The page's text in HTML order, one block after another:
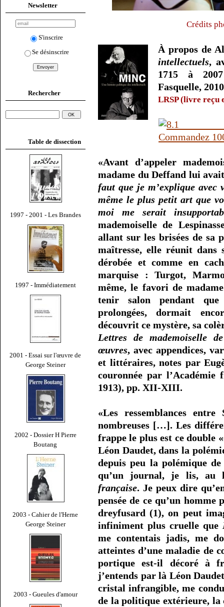
Newsletter
S'inscrire
Se désinscrire
Rechercher
Table de dissection
1997 - 2001 - Les Brandes
1997 - Immédiatement
2001 - Essai sur l'œuvre de
George Steiner
2002 - Dossier H Pierre
Boutang
2003 - Cahier de l'Herne
George Steiner
2003 - Gueules d'amour
Crédits
À propos de
intellectuels,
1715 à
Fasquelle,
LRSP (livre reçu
«Avant d’appeler
madame du Deffand lui
faut que je m’explique avec
même le plus petit art que
moi me serait
mademoiselle de
allant sur les brisées de sa
maîtresse, elle réunit
dérobée et comme en
marquise : Turgot,
même, le favori de
tenir salon pendant
prolongées, dormait
découvrit ce mystère, sa
Lettres de mademoiselle
œuvres, avec appendices,
et littéraires, notes par
couronnée par l’Académie
1913), pp. XII-XIII.
«Les ressemblances
nombreuses […]. Les
frappe le plus est ce double
Léon Daudet, dans la
depuis peu la polémique
qu’un journal, je lis, au
française. Je peux dire
pensée de ce qu’un
dreyfusard (1), on peut
infiniment plus cruelle que
me contentais jadis, me
atteintes d’une maladie de
portique est-il décoré à
j’entends par là Léon
cristal infrangible, me
de la politique extérieure, la